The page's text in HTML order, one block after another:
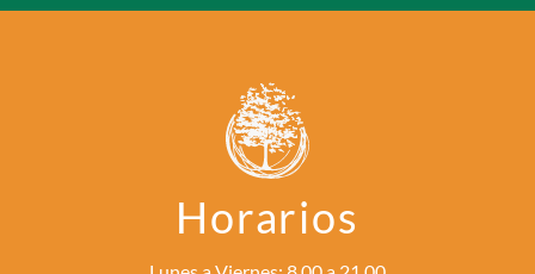
Horarios